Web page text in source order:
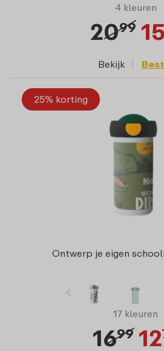
4 kleuren
2099 15
Bekijk
25% korting
Ontwerp je eigen
17 kleuren
1699 12